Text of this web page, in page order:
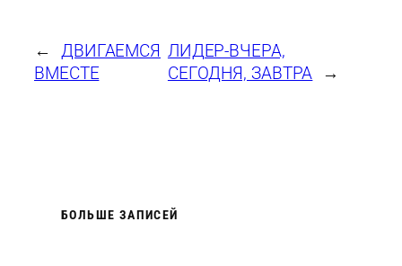
←
ДВИГАЕМСЯ
ВМЕСТЕ
ЛИДЕР-ВЧЕРА,
СЕГОДНЯ, ЗАВТРА
→
БОЛЬШЕ ЗАПИСЕЙ